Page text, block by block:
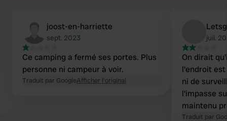
joost-en-harriette
sept. 2023
Ce camping a fermé ses portes. Plus
personne ni campeur à voir.
Traduit par GoogleAfficher l'original
juil.
On dirait
l'endroit
ni de
l'impasse
maintenu
ne peut
Traduit par